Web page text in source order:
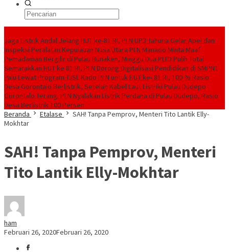
Jaga Listrik Andal Jelang HUT ke-81 RI, PLN UP3 Tahuna Gelar Apel dan
Inspeksi Peralatan Kepulauan Nusa Utara PLN Manado Minta Maaf
Pemadaman Bergilir di Pulau Bunaken, Minggu Dua PLTD Pulih Total
Semarakkan HUT ke 81 RI, PLN Dorong Digitalisasi Pendidikan di SMPN1
Palu Lewat Program TJSLKado PLN untuk HUT ke- 81 RI, 100 % Rasio
Desa Gorontalo Berlistrik, Setelah Kabel Laut Listriki Pulau Dudepo
Gorontalo Terang. PLN Nyalakan Listrik Perdana di Pulau Dudepo, Rasio
Desa Berlistrik 100 Persen
Beranda
Etalase
SAH! Tanpa Pemprov, Menteri Tito Lantik Elly-
Mokhtar
SAH! Tanpa Pemprov, Menteri
Tito Lantik Elly-Mokhtar
ham
Februari 26, 2020Februari 26, 2020